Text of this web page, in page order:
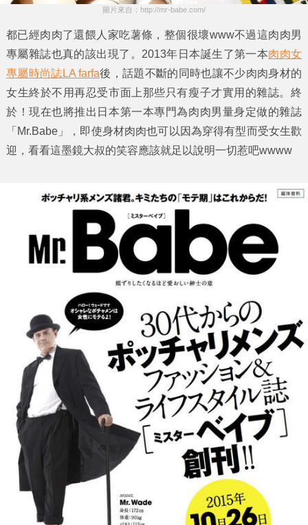
圖片來自：http://mr-babe.com/
都已經肉肉了還餵人家吃薯條，整個很壞www不過這肉肉男
專屬雜誌也真的該出現了。2013年日本誕生了第一本肉肉女
專屬時尚誌LA farfa後，話題不斷的同時也讓不少肉肉身材的
女生終於不用再忍受市面上那些只有瘦子才實用的雜誌。終
於！現在也將推出日本第一本專門為肉肉男量身定做的雜誌
「 Mr.Babe 」，即使身材肉肉也可以因為穿得有型而受女生歡
迎，看看這墨鏡大叔的笑容應該就足以說明一切惹吧wwww